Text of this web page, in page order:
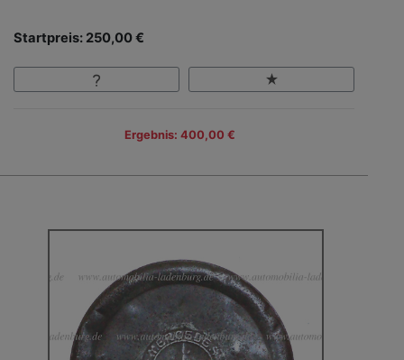
Startpreis: 250,00 €
Ergebnis: 400,00 €